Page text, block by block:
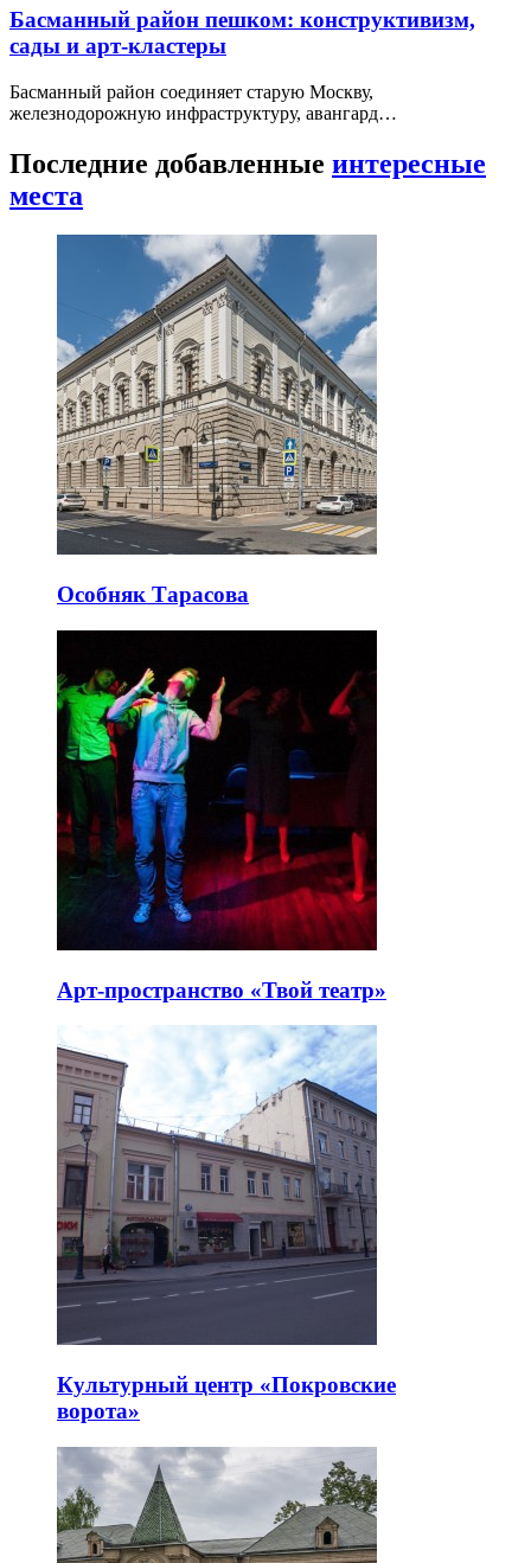
Басманный район пешком: конструктивизм,
сады и арт-кластеры
Басманный район соединяет старую Москву,
железнодорожную инфраструктуру, авангард…
Последние добавленные интересные
места
Особняк Тарасова
Арт-пространство «Твой театр»
Культурный центр «Покровские
ворота»